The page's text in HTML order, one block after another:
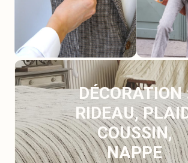
DÉCORATION
RIDEAU,
COUSSIN,
NAPPE